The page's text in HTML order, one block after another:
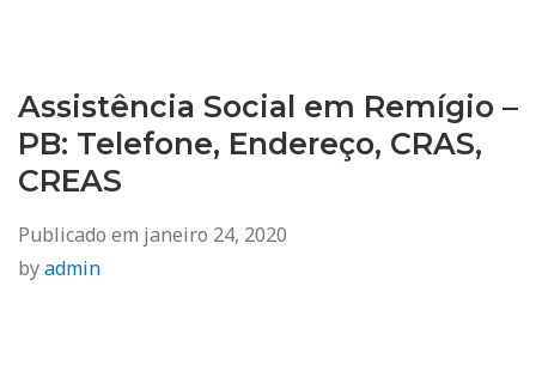
Assistência Social em Remígio –
PB: Telefone, Endereço, CRAS,
CREAS
Publicado em janeiro 24, 2020
byadmin